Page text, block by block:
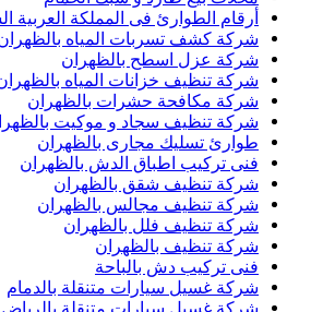
أرقام الطوارئ فى المملكة العربية
شركة كشف تسربات المياه
شركة عزل اسطح بالظهران
شركة تنظيف خزانات المياه
شركة مكافحة حشرات بالظهران
شركة تنظيف سجاد و موكيت
طوارئ تسليك مجارى بالظهران
فنى تركيب اطباق الدش بالظهران
شركة تنظيف شقق بالظهران
شركة تنظيف مجالس بالظهران
شركة تنظيف فلل بالظهران
شركة تنظيف بالظهران
فنى تركيب دش بالباحة
شركة غسيل سيارات متنقلة بالدمام